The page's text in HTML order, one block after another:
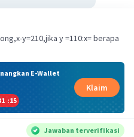
y=210,jika y =110:x= berapa
E-Wallet
:14
Klaim
Jawaban terverifikasi